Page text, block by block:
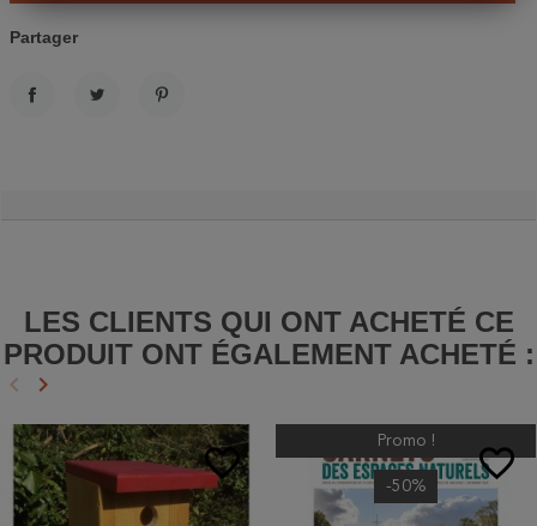
Partager
LES CLIENTS QUI ONT ACHETÉ CE
PRODUIT ONT ÉGALEMENT ACHETÉ :
Précédent
keyboard_arrow_left Suivant
keyboard_arrow_right
favorite_border favorite_border
Promo !
-50%